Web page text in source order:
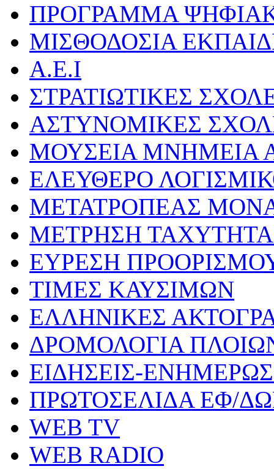
ΠΡΟΓΡΑΜΜΑ
ΜΙΣΘΟΔΟΣΙΑ
Α.Ε.Ι
ΣΤΡΑΤΙΩΤΙΚΕΣ
ΑΣΤΥΝΟΜΙΚΕΣ
ΜΟΥΣΕΙΑ ΜΝΗΜΕΙΑ
ΕΛΕΥΘΕΡΟ
ΜΕΤΑΤΡΟΠΕΑΣ
ΜΕΤΡΗΣΗ
ΕΥΡΕΣΗ
ΤΙΜΕΣ ΚΑΥΣΙΜΩΝ
ΕΛΛΗΝΙΚΕΣ
ΔΡΟΜΟΛΟΓΙΑ
ΕΙΔΗΣΕΙΣ-
ΠΡΩΤΟΣΕΛΙΔΑ ΕΦ/
WEB TV
WEB RADIO